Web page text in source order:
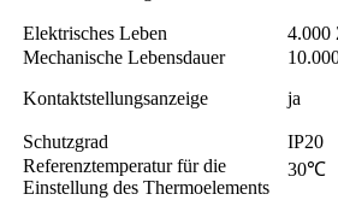
Elektrisches Leben
4.000
Mechanische Lebensdauer
Kontaktstellungsanzeige
ja
Schutzgrad
IP20
Referenztemperatur für die
Einstellung des Thermoelements
30℃